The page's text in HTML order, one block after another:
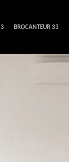
BROCANTEUR 33